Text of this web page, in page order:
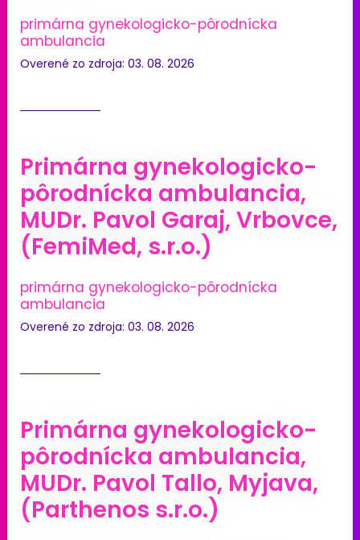
primárna gynekologicko-pôrodnícka
ambulancia
Overené zo zdroja: 03. 08. 2026
Primárna gynekologicko-
pôrodnícka ambulancia,
MUDr. Pavol Garaj, Vrbovce,
(FemiMed, s.r.o.)
primárna gynekologicko-pôrodnícka
ambulancia
Overené zo zdroja: 03. 08. 2026
Primárna gynekologicko-
pôrodnícka ambulancia,
MUDr. Pavol Tallo, Myjava,
(Parthenos s.r.o.)